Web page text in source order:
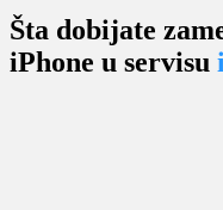
Šta dobijate
iPhone u servisu i